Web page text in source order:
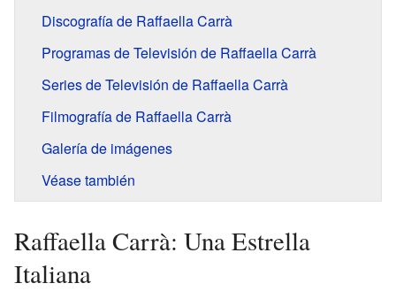
Discografía de Raffaella Carrà
Programas de Televisión de Raffaella Carrà
Series de Televisión de Raffaella Carrà
Filmografía de Raffaella Carrà
Galería de imágenes
Véase también
Raffaella Carrà: Una Estrella
Italiana